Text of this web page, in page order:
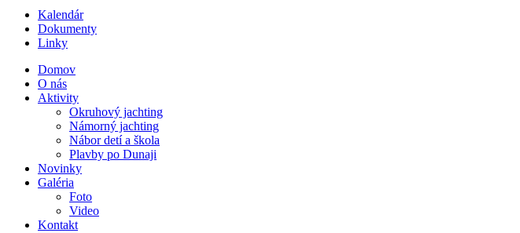
Kalendár
Dokumenty
Linky
Domov
O nás
Aktivity
Okruhový jachting
Námorný jachting
Nábor detí a škola
Plavby po Dunaji
Novinky
Galéria
Foto
Video
Kontakt